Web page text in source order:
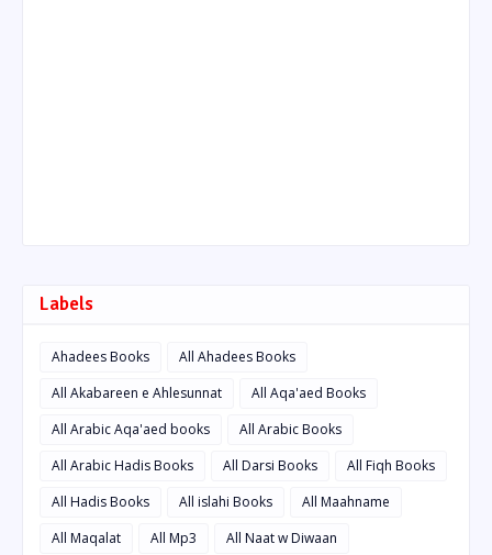
Labels
Ahadees Books
All Ahadees Books
All Akabareen e Ahlesunnat
All Aqa'aed Books
All Arabic Aqa'aed books
All Arabic Books
All Arabic Hadis Books
All Darsi Books
All Fiqh Books
All Hadis Books
All islahi Books
All Maahname
All Maqalat
All Mp3
All Naat w Diwaan